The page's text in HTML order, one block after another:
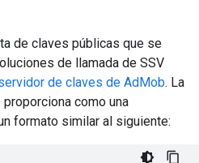
de claves públicas que se
de llamada de SSV
de claves de AdMob. La
como una
formato similar al siguiente: